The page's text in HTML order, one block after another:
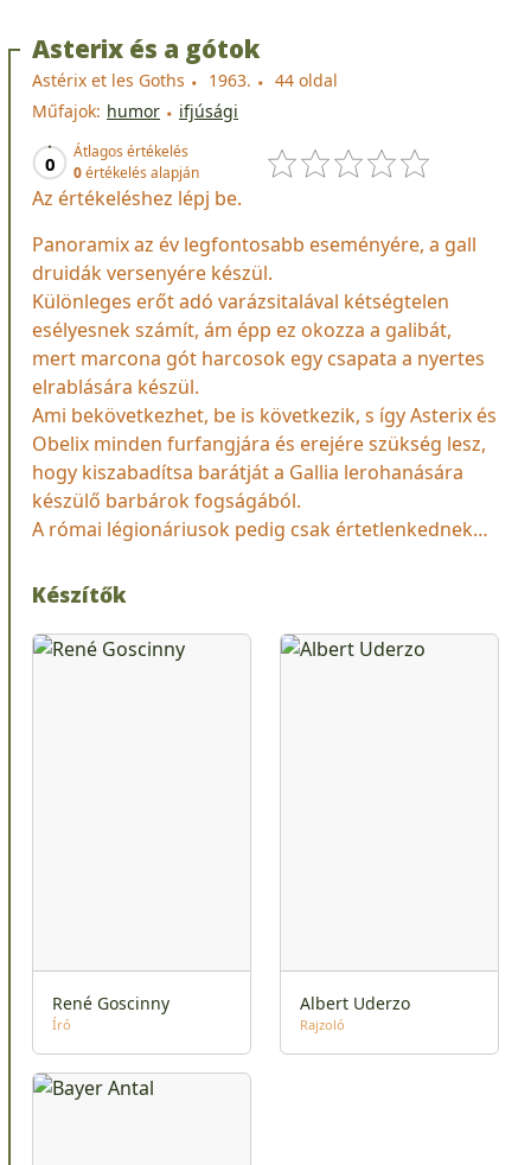
Asterix és a gótok
Astérix et les Goths 1963.
44 oldal
Műfajok: humor ifjúsági
0
Átlagos értékelés
0értékelés alapján
Az értékeléshez lépj be.
Panoramix az év legfontosabb eseményére, a gall
druidák versenyére készül.
Különleges erőt adó varázsitalával kétségtelen
esélyesnek számít, ám épp ez okozza a galibát,
mert marcona gót harcosok egy csapata a nyertes
elrablására készül.
Ami bekövetkezhet, be is következik, s így Asterix és
Obelix minden furfangjára és erejére szükség lesz,
hogy kiszabadítsa barátját a Gallia lerohanására
készülő barbárok fogságából.
A római légionáriusok pedig csak értetlenkednek…
Készítők
René Goscinny
Író
Albert Uderzo
Rajzoló